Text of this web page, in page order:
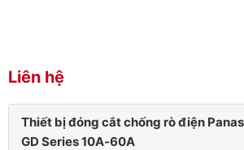
Liên hệ
Thiết bị đóng cắt chống rò điện
GD Series 10A-60A